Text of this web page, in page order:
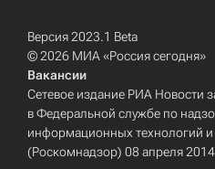
Версия 2023.1 Beta
© 2026 МИА «Россия сегодня»
Вакансии
Сетевое издание РИА Новости
в Федеральной службе по
информационных технологий
(Роскомнадзор) 08 апреля 2014